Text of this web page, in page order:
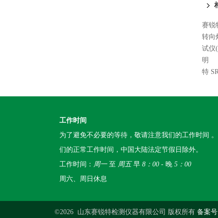
赛锐
转向
试仪
明
特
工作时间
为了避免不必要的等待，敬请注意我们的工作时间
们的正常工作时间，中国大陆法定节假日除外。
工作时间： 周一至 周五早 8：00 - 晚 5：00
周六、周日休息
©2026 山东赛锐特检测仪器有限公司 版权所有 备案